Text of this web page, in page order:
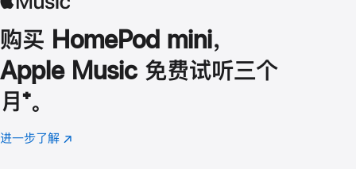
购买 HomePod mini，
Apple Music 免费试听三个
月 脚
注
⁺。
进一步了解 Apple
(在